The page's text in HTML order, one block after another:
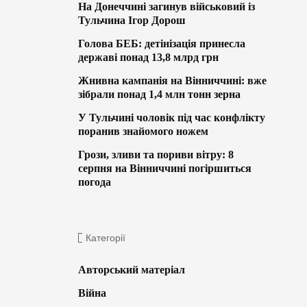
На Донеччині загинув військовий із
Тульчина Ігор Дорош
Голова БЕБ: детінізація принесла
державі понад 13,8 млрд грн
Жнивна кампанія на Вінниччині: вже
зібрали понад 1,4 млн тонн зерна
У Тульчині чоловік під час конфлікту
поранив знайомого ножем
Грози, зливи та пориви вітру: 8
серпня на Вінниччині погіршиться
погода
Категорії
Авторський матеріал
Війна